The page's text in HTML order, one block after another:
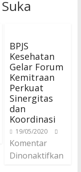
BPJS
Kesehatan
Gelar Forum
Kemitraan
Perkuat
Sinergitas
dan
Koordinasi
19/05/2020
Komentar
Dinonaktifkan